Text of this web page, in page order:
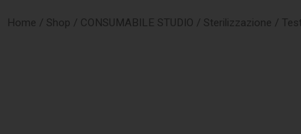
Home / Shop / CONSUMABILE STUDIO / Sterilizzazione /